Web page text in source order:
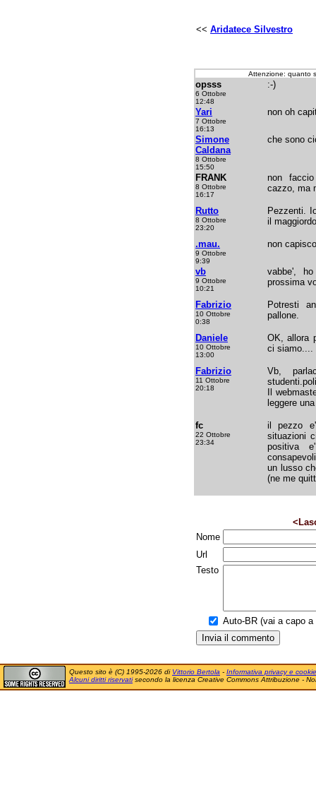
<< Aridatece Silvestro
Attenzione: quanto
opsss
6 Ottobre
12:48
:-)
Yari
7 Ottobre
16:13
non oh
Simone
Caldana
8 Ottobre
15:50
che sono
FRANK
8 Ottobre
16:17
non
cazzo, ma
Rutto
8 Ottobre
23:20
Pezzenti.
il
.mau.
9 Ottobre
9:39
non
vb
9 Ottobre
10:21
vabbe',
prossima
Fabrizio
10 Ottobre
0:38
Potresti
pallone.
Daniele
10 Ottobre
13:00
OK, allora
ci siamo....
Fabrizio
11 Ottobre
20:18
Vb,
Il
leggere
fc
22 Ottobre
23:34
il pezzo
situazioni
positiva
un lusso
(ne me
Nome
Url
Testo
Auto-BR (vai a capo a
Questo sito è (C) 1995-2026 di Vittorio Bertola - Informativa privacy e cookie
Alcuni diritti riservatisecondo la licenza Creative Commons Attribuzione -